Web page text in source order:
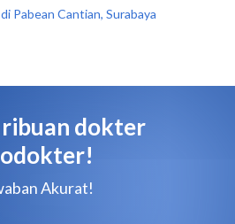
Pabean Cantian, Surabaya